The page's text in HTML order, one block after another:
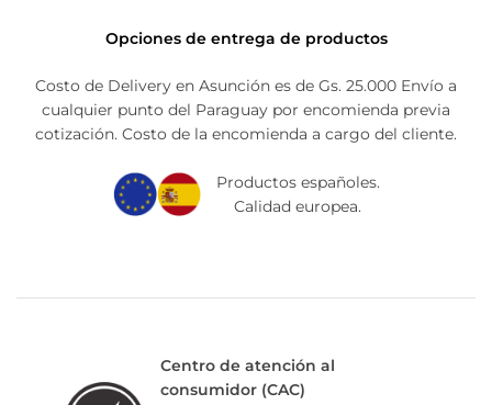
Opciones de entrega de productos
Costo de Delivery en Asunción es de Gs. 25.000 Envío a
cualquier punto del Paraguay por encomienda previa
cotización. Costo de la encomienda a cargo del cliente.
Productos españoles.
Calidad europea.
Centro de atención al
consumidor (CAC)